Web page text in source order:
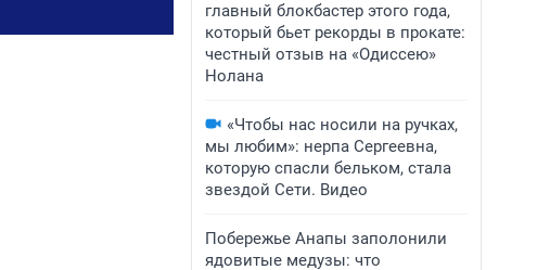
главный блокбастер этого года,
который бьет рекорды в прокате:
честный отзыв на «Одиссею»
Нолана
«Чтобы нас носили на ручках,
мы любим»: нерпа Сергеевна,
которую спасли бельком, стала
звездой Сети. Видео
Побережье Анапы заполонили
ядовитые медузы: что